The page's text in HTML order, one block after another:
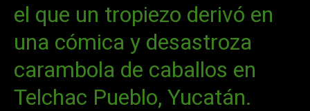
el que un tropiezo derivó en
una cómica y desastroza
carambola de caballos en
Telchac Pueblo, Yucatán.